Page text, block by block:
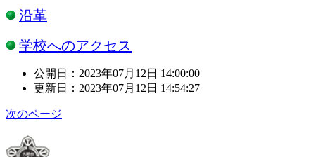
沿革
学校へのアクセス
公開日：2023年07月12日 14:00:00
更新日：2023年07月12日 14:54:27
次のページ